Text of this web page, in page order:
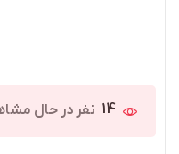
14 نفر در حال